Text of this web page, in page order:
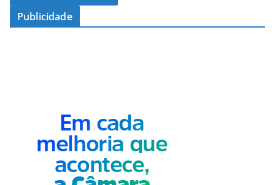
Publicidade